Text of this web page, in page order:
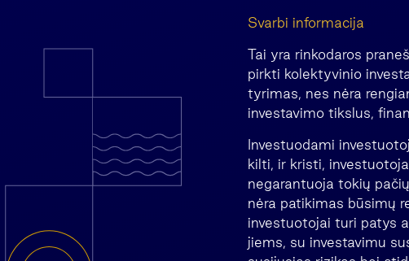
Svarbi informacija
Tai yra rinkodaros
pirkti kolektyvinio
tyrimas, nes nėra
investavimo tikslus,
Investuodami
kilti, ir kristi,
negarantuoja tokių
nėra patikimas būsimų
investuotojai turi patys
jiems, su investavimu